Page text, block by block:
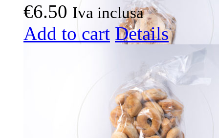
€6.50 Iva inclusa
Add to cart Details